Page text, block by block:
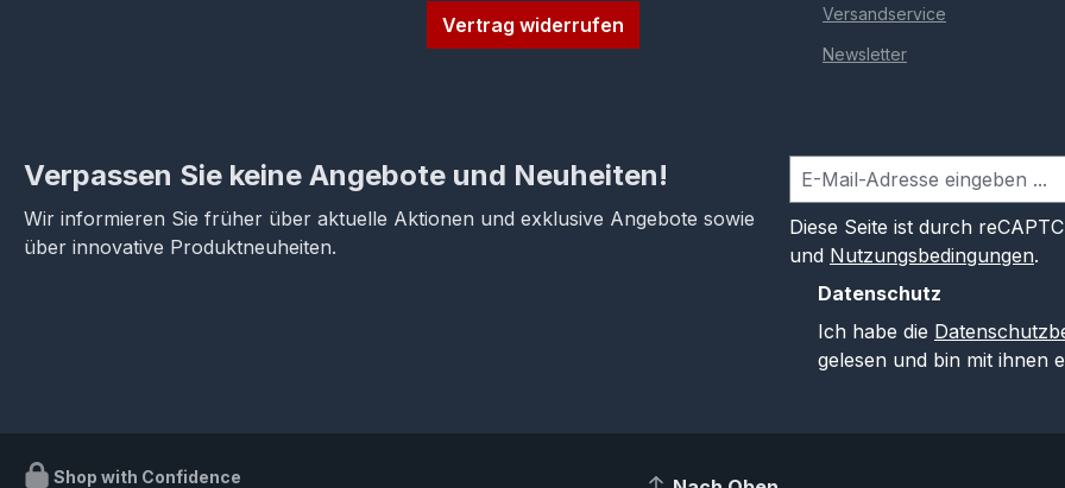
Vertrag widerrufen
Versandservice
Newsletter
Verpassen Sie keine Angebote und Neuheiten!
Wir informieren Sie früher über aktuelle Aktionen und exklusive Angebote sowie
über innovative Produktneuheiten.
Diese Seite ist durch
und Nutzungsbedingungen.
Datenschutz
Ich habe die
gelesen und bin mit ihnen
Shop with Confidence